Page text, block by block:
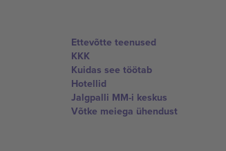
Ettevõtte teenused
KKK
Kuidas see töötab
Hotellid
Jalgpalli MM-i keskus
Võtke meiega ühendust